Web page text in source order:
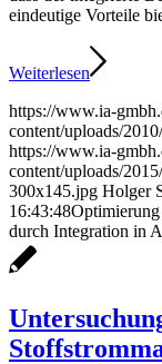
eindeutige Vorteile
Weiterlesen
https://www.ia-
content/uploads/
https://www.ia-
content/uploads/
300x145.jpg Holger
16:43:48
durch Integration in